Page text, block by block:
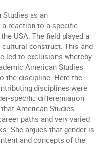
as an
reaction to a specific
USA. The field played a
construct. This and
led to exclusions whereby
American Studies
the discipline. Here the
disciplines were
specific differentiation
American Studies
paths and very varied
She argues that gender is
and concepts of the